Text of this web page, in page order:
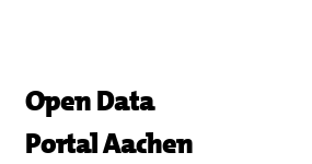
Open Data
Portal Aachen